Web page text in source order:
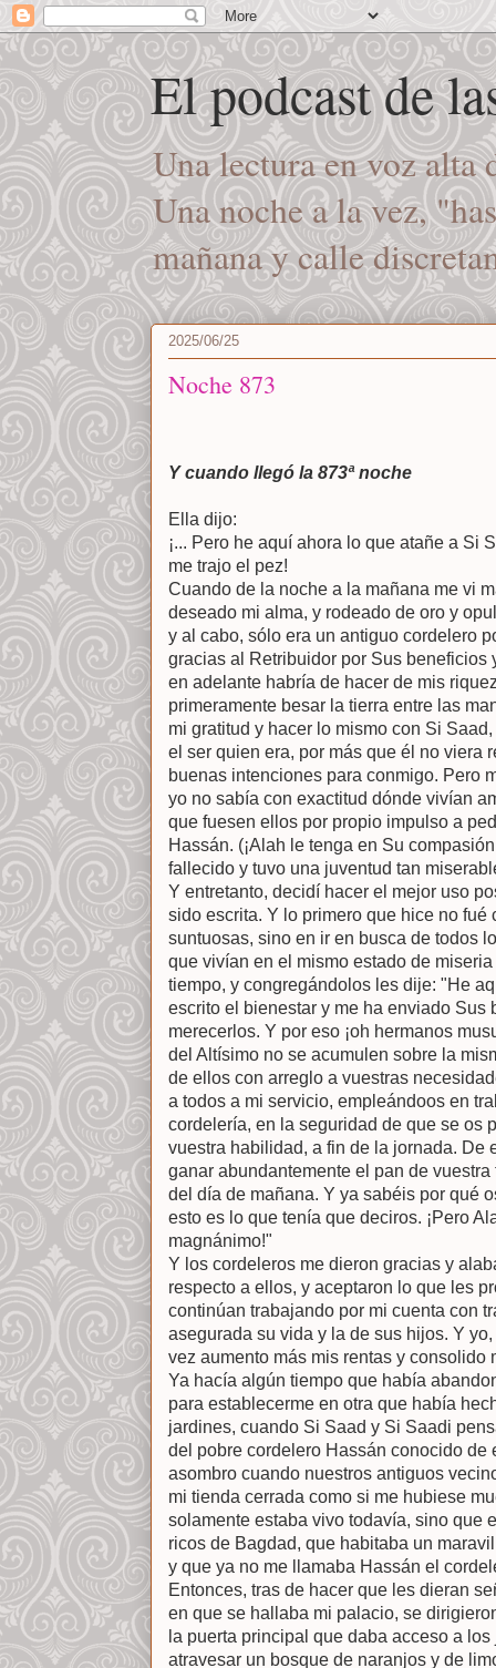
El podcast de
Una lectura en voz alta
Una noche a la vez,
mañana y calle
2025/06/25
Noche 873
Y cuando llegó la 873ª noche
Ella dijo:
¡... Pero he aquí ahora lo que atañe a Si
me trajo el pez!
Cuando de la noche a la mañana me vi
deseado mi alma, y rodeado de oro y
y al cabo, sólo era un antiguo cordelero
gracias al Retribuidor por Sus beneficios
en adelante habría de hacer de mis
primeramente besar la tierra entre las
mi gratitud y hacer lo mismo con Si
el ser quien era, por más que él no viera
buenas intenciones para conmigo. Pero
yo no sabía con exactitud dónde vivían
que fuesen ellos por propio impulso a
Hassán. (¡Alah le tenga en Su
fallecido y tuvo una juventud tan
Y entretanto, decidí hacer el mejor uso
sido escrita. Y lo primero que hice no fué
suntuosas, sino en ir en busca de todos
que vivían en el mismo estado de
tiempo, y congregándolos les dije: "He
escrito el bienestar y me ha enviado Sus
merecerlos. Y por eso ¡oh hermanos
del Altísimo no se acumulen sobre la
de ellos con arreglo a vuestras
a todos a mi servicio, empleándoos en
cordelería, en la seguridad de que se os
vuestra habilidad, a fin de la jornada. De
ganar abundantemente el pan de
del día de mañana. Y ya sabéis por qué
esto es lo que tenía que deciros. ¡Pero
magnánimo!"
Y los cordeleros me dieron gracias y
respecto a ellos, y aceptaron lo que les
continúan trabajando por mi cuenta con
asegurada su vida y la de sus hijos. Y
vez aumento más mis rentas y consolido
Ya hacía algún tiempo que había
para establecerme en otra que había
jardines, cuando Si Saad y Si Saadi
del pobre cordelero Hassán conocido de
asombro cuando nuestros antiguos
mi tienda cerrada como si me hubiese
solamente estaba vivo todavía, sino que
ricos de Bagdad, que habitaba un
y que ya no me llamaba Hassán el
Entonces, tras de hacer que les dieran
en que se hallaba mi palacio, se
la puerta principal que daba acceso a
atravesar un bosque de naranjos y de